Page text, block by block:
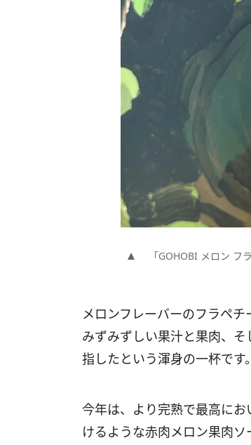
「GOHOBI メロン
メロンフレーバーのフラペチ
みずみずしい果汁と果肉、
指したという渾身の一杯です。
今年は、より完熟で最高に
けるような赤肉メロン果肉